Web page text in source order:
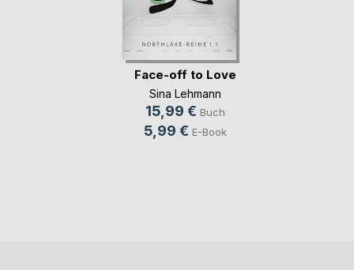
Face-off to Love
Sina Lehmann
15,99 € Buch
5,99 € E-Book